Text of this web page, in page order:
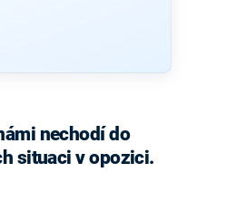
nechodí do
situaci v opozici.